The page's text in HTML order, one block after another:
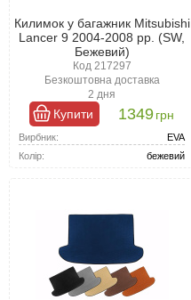
Килимок у багажник Mitsubishi
Lancer 9 2004-2008 рр. (SW,
Бежевий)
Код 217297
Безкоштовна доставка
2 дня
Купити 1349грн
Вирбник:
EVA
Колір:
бежевий